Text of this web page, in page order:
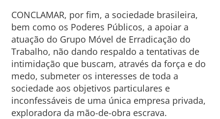
CONCLAMAR, por fim, a sociedade brasileira,
bem como os Poderes Públicos, a apoiar a
atuação do Grupo Móvel de Erradicação do
Trabalho, não dando respaldo a tentativas de
intimidação que buscam, através da força e do
medo, submeter os interesses de toda a
sociedade aos objetivos particulares e
inconfessáveis de uma única empresa privada,
exploradora da mão-de-obra escrava.